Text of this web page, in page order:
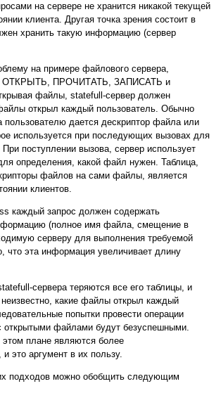
на сервере не хранится никакой текущей
клиента. Другая точка зрения состоит в
хранить такую информацию (сервер
на примере файлового сервера,
ОТКРЫТЬ, ПРОЧИТАТЬ, ЗАПИСАТЬ и
файлы, statefull-сервер должен
открыл каждый пользователь. Обычно
пользователю дается дескриптор файла или
используется при последующих вызовах для
поступлении вызова, сервер использует
определения, какой файл нужен. Таблица,
файлов на сами файлы, является
клиентов.
каждый запрос должен содержать
(полное имя файла, смещение в
серверу для выполнения требуемой
что эта информация увеличивает длину
сервера теряются все его таблицы, и
неизвестно, какие файлы открыл каждый
попытки провести операции
открытыми файлами будут безуспешными.
плане являются более
это аргумент в их пользу.
подходов можно обобщить следующим